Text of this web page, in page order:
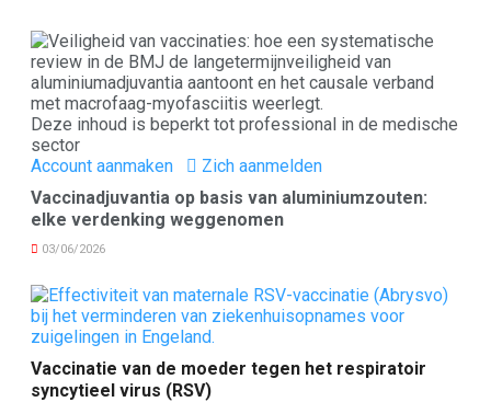
Deze inhoud is beperkt tot professional in de medische
sector
Account aanmaken
Zich aanmelden
Vaccinadjuvantia op basis van aluminiumzouten:
elke verdenking weggenomen
03/06/2026
Vaccinatie van de moeder tegen het respiratoir
syncytieel virus (RSV)